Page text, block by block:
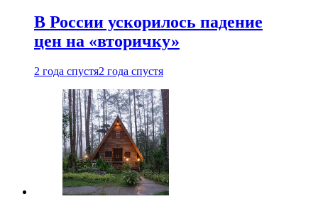
В России ускорилось падение
цен на «вторичку»
2 года спустя2 года спустя